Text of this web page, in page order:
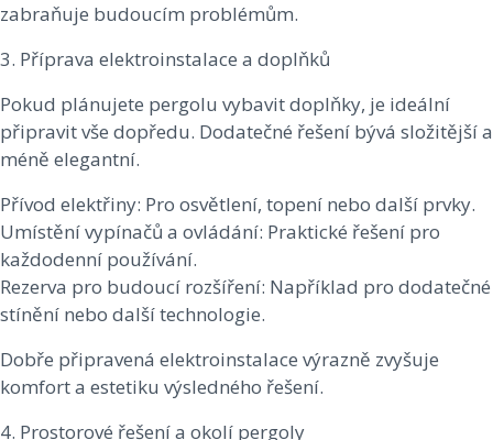
zabraňuje budoucím problémům.
3. Příprava elektroinstalace a doplňků
Pokud plánujete pergolu vybavit doplňky, je ideální
připravit vše dopředu. Dodatečné řešení bývá složitější a
méně elegantní.
Přívod elektřiny: Pro osvětlení, topení nebo další prvky.
Umístění vypínačů a ovládání: Praktické řešení pro
každodenní používání.
Rezerva pro budoucí rozšíření: Například pro dodatečné
stínění nebo další technologie.
Dobře připravená elektroinstalace výrazně zvyšuje
komfort a estetiku výsledného řešení.
4. Prostorové řešení a okolí pergoly